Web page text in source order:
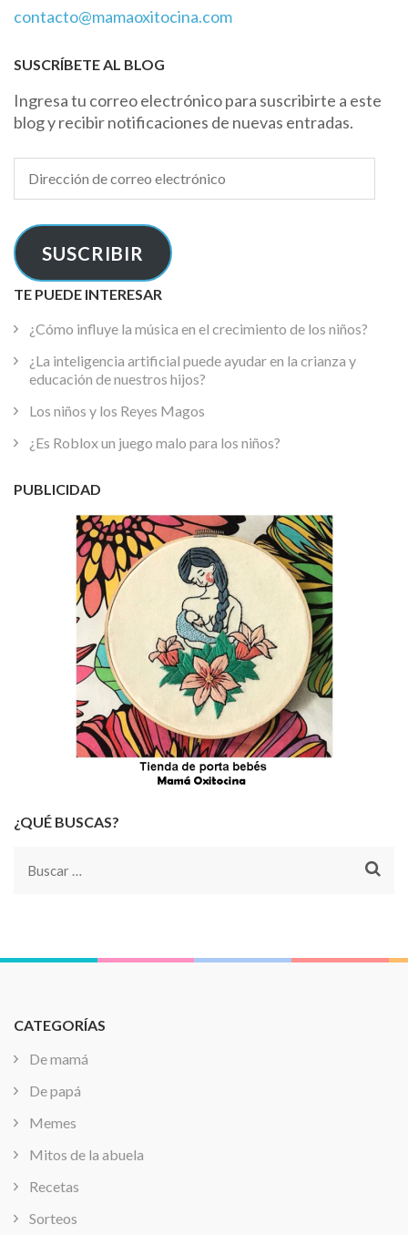
contacto@mamaoxitocina.com
SUSCRÍBETE AL BLOG
Ingresa tu correo electrónico para suscribirte a este
blog y recibir notificaciones de nuevas entradas.
de
electrónico
SUSCRIBIR
TE PUEDE INTERESAR
¿Cómo influye la música en el crecimiento de los niños?
¿La inteligencia artificial puede ayudar en la crianza y
educación de nuestros hijos?
Los niños y los Reyes Magos
¿Es Roblox un juego malo para los niños?
PUBLICIDAD
¿QUÉ BUSCAS?
Buscar:
CATEGORÍAS
De mamá
De papá
Memes
Mitos de la abuela
Recetas
Sorteos